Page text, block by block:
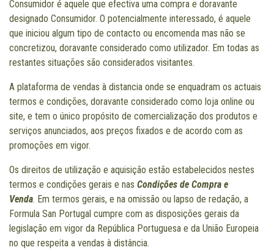
Consumidor é aquele que efectiva uma compra e doravante
designado Consumidor. O potencialmente interessado, é aquele
que iniciou algum tipo de contacto ou encomenda mas não se
concretizou, doravante considerado como utilizador. Em todas as
restantes situações são considerados visitantes.
A plataforma de vendas à distancia onde se enquadram os actuais
termos e condições, doravante considerado como loja online ou
site, e tem o único propósito de comercialização dos produtos e
serviços anunciados, aos preços fixados e de acordo com as
promoções em vigor.
Os direitos de utilização e aquisição estão estabelecidos nestes
termos e condições gerais e nas Condições de Compra e
Venda. Em termos gerais, e na omissão ou lapso de redação, a
Formula San Portugal cumpre com as disposições gerais da
legislação em vigor da República Portuguesa e da União Europeia
no que respeita a vendas à distância.